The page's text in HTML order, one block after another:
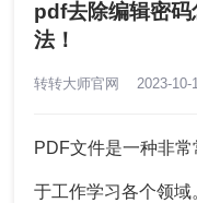
pdf去除编辑密
法！
转转大师官网 2023-10-
PDF文件是一种非
于工作学习各个领